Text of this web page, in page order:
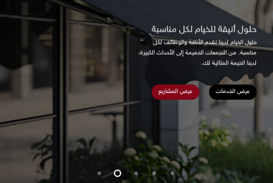
حلول أنيقة للخيام لكل مناسبة
حلول الخيام لدينا تقدم الأناقة والوظائف لكل
مناسبة. من التجمعات الحميمة إلى الأحداث الكبيرة،
لدينا الخيمة المثالية لك.
عرض الخدمات عرض المشاريع